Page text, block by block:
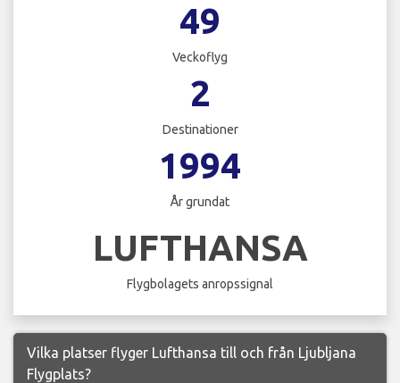
49
Veckoflyg
2
Destinationer
1994
År grundat
LUFTHANSA
Flygbolagets anropssignal
Vilka platser flyger Lufthansa till och från Ljubljana
Flygplats?